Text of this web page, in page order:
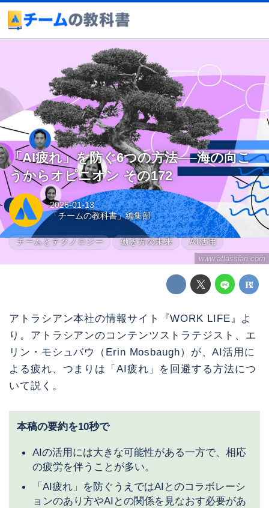
www.atlassian.com
「AI疲れ」を防ぐ6つの方法──海の向こ
うからオピニオン その172
2026-01-13
「チームの教科書」編集部
チームとテクノロジー 働き方の未来 AI活用
アトラシアン本社の情報サイト『WORK LIFE』よ
り。アトラシアンのコンテンツストラテジスト、エ
リン・モシュバウ（Erin Mosbaugh）が、AI活用に
よる疲れ、つまりは「AI疲れ」を回避する方法につ
いて説く。
本稿の要約を10秒で
AIの活用には大きな可能性がある一方で、相応
の疲労を伴うことが多い。
「AI疲れ」を防ぐうえではAIとのコラボレーシ
ョンのあり方やAIとの関係を見なおす必要があ